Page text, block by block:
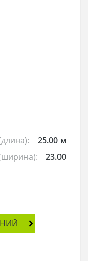
25.00 м
23.00